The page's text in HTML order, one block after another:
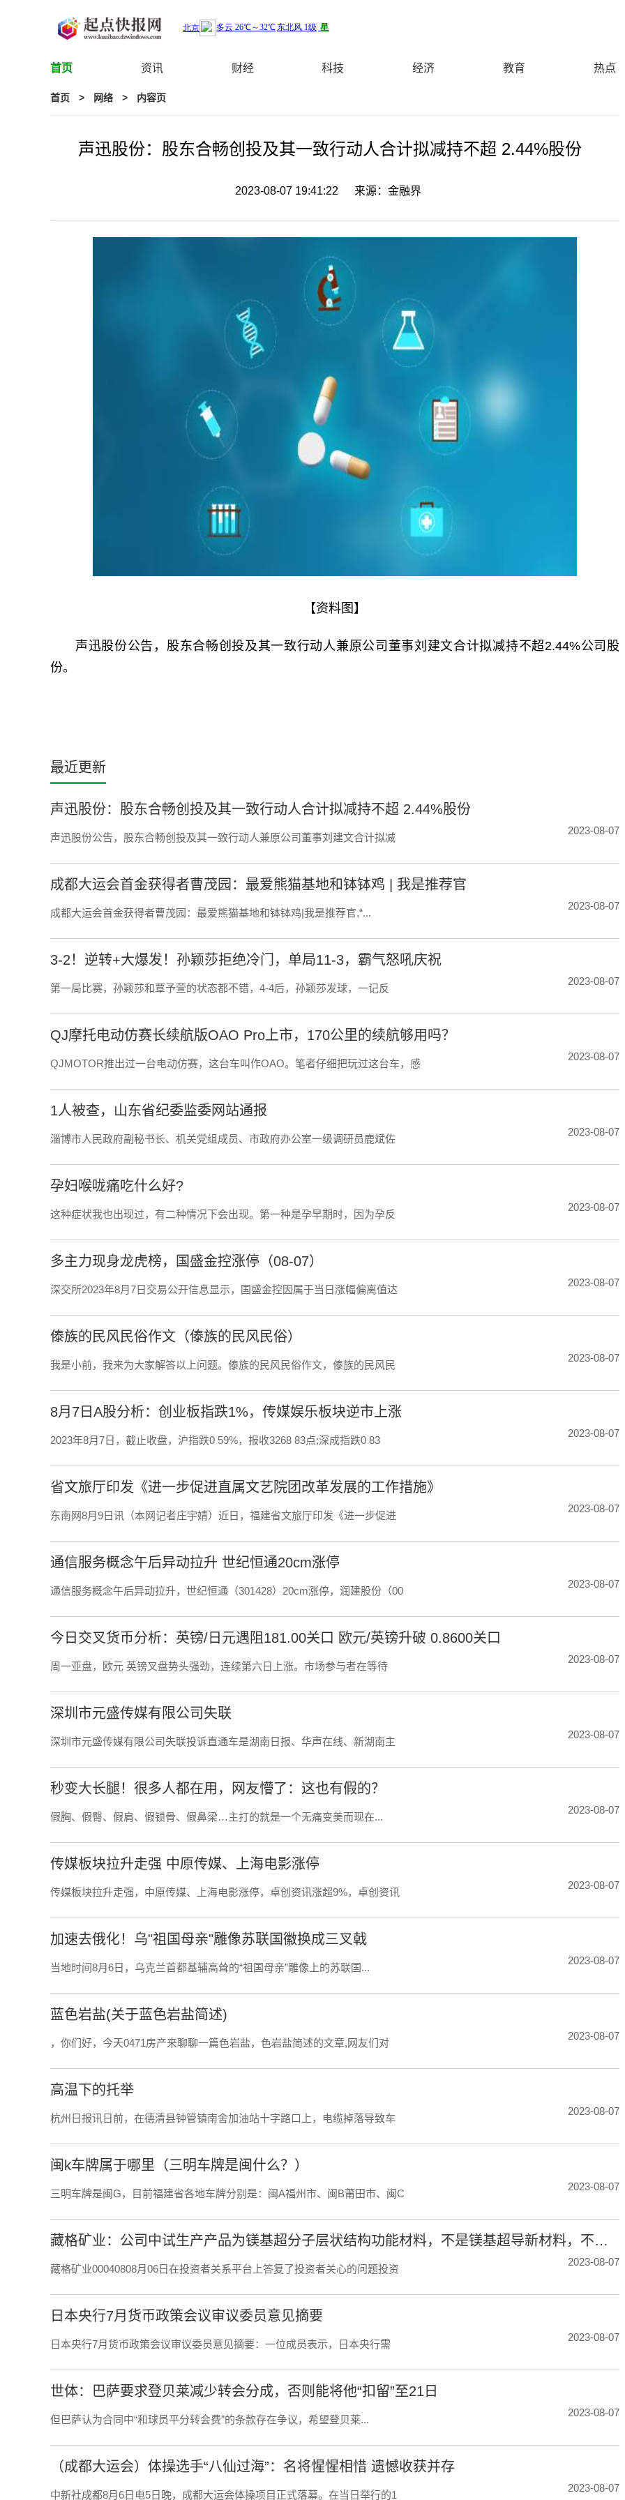
首页 资讯 财经 科技 经济 教育 热点
首页 > 网络 > 内容页
​声迅股份：股东合畅创投及其一致行动人合计拟减持不超 2.44%股份
2023-08-07 19:41:22 来源：金融界
【资料图】
声迅股份公告，股东合畅创投及其一致行动人兼原公司董事刘建文合计拟减持不超2.44%公司股
份。
最近更新
​声迅股份：股东合畅创投及其一致行动人合计拟减持不超 2.44%股份
声迅股份公告，股东合畅创投及其一致行动人兼原公司董事刘建文合计拟减
2023-08-07
成都大运会首金获得者曹茂园：最爱熊猫基地和钵钵鸡 | 我是推荐官
成都大运会首金获得者曹茂园：最爱熊猫基地和钵钵鸡|我是推荐官,“...
2023-08-07
3-2！逆转+大爆发！孙颖莎拒绝冷门，单局11-3，霸气怒吼庆祝
第一局比赛，孙颖莎和覃予萱的状态都不错，4-4后，孙颖莎发球，一记反
2023-08-07
QJ摩托电动仿赛长续航版OAO Pro上市，170公里的续航够用吗？
QJMOTOR推出过一台电动仿赛，这台车叫作OAO。笔者仔细把玩过这台车，感
2023-08-07
1人被查，山东省纪委监委网站通报
淄博市人民政府副秘书长、机关党组成员、市政府办公室一级调研员鹿斌佐
2023-08-07
孕妇喉咙痛吃什么好?
这种症状我也出现过，有二种情况下会出现。第一种是孕早期时，因为孕反
2023-08-07
多主力现身龙虎榜，国盛金控涨停（08-07）
深交所2023年8月7日交易公开信息显示，国盛金控因属于当日涨幅偏离值达
2023-08-07
傣族的民风民俗作文（傣族的民风民俗）
我是小前，我来为大家解答以上问题。傣族的民风民俗作文，傣族的民风民
2023-08-07
8月7日A股分析：创业板指跌1%，传媒娱乐板块逆市上涨
2023年8月7日，截止收盘，沪指跌0 59%，报收3268 83点;深成指跌0 83
2023-08-07
省文旅厅印发《进一步促进直属文艺院团改革发展的工作措施》
东南网8月9日讯（本网记者庄宇婧）近日，福建省文旅厅印发《进一步促进
2023-08-07
通信服务概念午后异动拉升 世纪恒通20cm涨停
通信服务概念午后异动拉升，世纪恒通（301428）20cm涨停，润建股份（00
2023-08-07
今日交叉货币分析：英镑/日元遇阻181.00关口 欧元/英镑升破 0.8600关口
周一亚盘，欧元 英镑叉盘势头强劲，连续第六日上涨。市场参与者在等待
2023-08-07
深圳市元盛传媒有限公司失联
深圳市元盛传媒有限公司失联投诉直通车是湖南日报、华声在线、新湖南主
2023-08-07
秒变大长腿！很多人都在用，网友懵了：这也有假的？
假胸、假臀、假肩、假锁骨、假鼻梁…主打的就是一个无痛变美而现在...
2023-08-07
传媒板块拉升走强 中原传媒、上海电影涨停
传媒板块拉升走强，中原传媒、上海电影涨停，卓创资讯涨超9%，卓创资讯
2023-08-07
加速去俄化！乌"祖国母亲"雕像苏联国徽换成三叉戟
当地时间8月6日，乌克兰首都基辅高耸的“祖国母亲”雕像上的苏联国...
2023-08-07
蓝色岩盐(关于蓝色岩盐简述)
，你们好，今天0471房产来聊聊一篇色岩盐，色岩盐简述的文章,网友们对
2023-08-07
高温下的托举
杭州日报讯日前，在德清县钟管镇南舍加油站十字路口上，电缆掉落导致车
2023-08-07
闽k车牌属于哪里（三明车牌是闽什么？）
三明车牌是闽G，目前福建省各地车牌分别是：闽A福州市、闽B莆田市、闽C
2023-08-07
藏格矿业：公司中试生产产品为镁基超分子层状结构功能材料，不是镁基超导新材料，不含硼元素
藏格矿业00040808月06日在投资者关系平台上答复了投资者关心的问题投资
2023-08-07
日本央行7月货币政策会议审议委员意见摘要
日本央行7月货币政策会议审议委员意见摘要：一位成员表示，日本央行需
2023-08-07
世体：巴萨要求登贝莱减少转会分成，否则能将他“扣留”至21日
但巴萨认为合同中“和球员平分转会费”的条款存在争议，希望登贝莱...
2023-08-07
（成都大运会）体操选手“八仙过海”：名将惺惺相惜 遗憾收获并存
中新社成都8月6日电5日晚，成都大运会体操项目正式落幕。在当日举行的1
2023-08-07